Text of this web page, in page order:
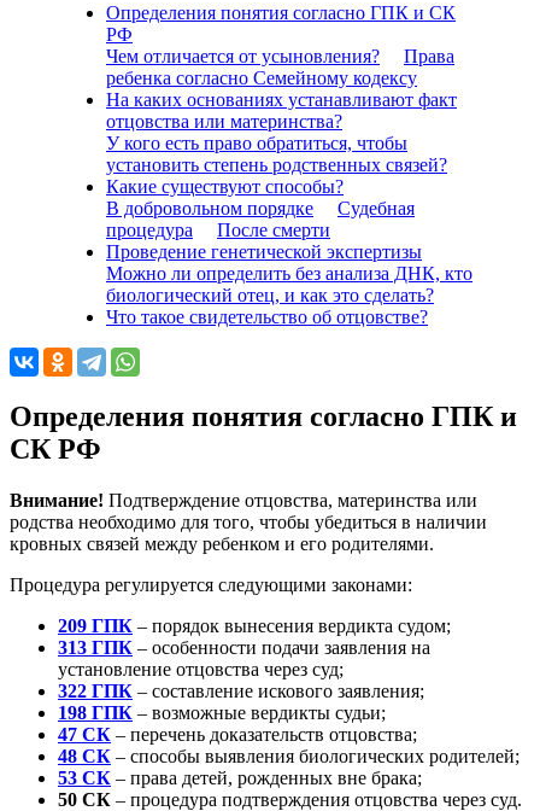
Определения понятия согласно ГПК и СК
РФ
Чем отличается от усыновления?
Права
ребенка согласно Семейному кодексу
На каких основаниях устанавливают факт
отцовства или материнства?
У кого есть право обратиться, чтобы
установить степень родственных связей?
Какие существуют способы?
В добровольном порядке
Судебная
процедура
После смерти
Проведение генетической экспертизы
Можно ли определить без анализа ДНК, кто
биологический отец, и как это сделать?
Что такое свидетельство об отцовстве?
Определения понятия согласно ГПК и
СК РФ
Внимание! Подтверждение отцовства, материнства или
родства необходимо для того, чтобы убедиться в наличии
кровных связей между ребенком и его родителями.
Процедура регулируется следующими законами:
209 ГПК – порядок вынесения вердикта судом;
313 ГПК – особенности подачи заявления на
установление отцовства через суд;
322 ГПК – составление искового заявления;
198 ГПК – возможные вердикты судьи;
47 СК – перечень доказательств отцовства;
48 СК – способы выявления биологических родителей;
53 СК – права детей, рожденных вне брака;
50 СК – процедура подтверждения отцовства через суд.